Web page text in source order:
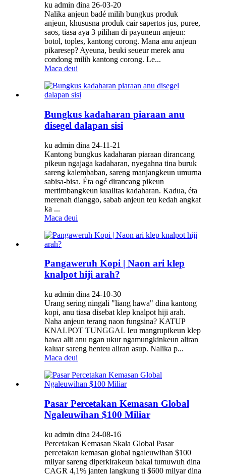
ku admin dina 26-03-20
Nalika anjeun badé milih bungkus produk
anjeun, khususna produk cair sapertos jus, puree,
saos, tiasa aya 3 pilihan di payuneun anjeun:
botol, toples, kantong corong. Mana anu anjeun
pikaresep? Ayeuna, beuki seueur merek anu
condong milih kantong corong. Le...
Maca deui
Bungkus kadaharan piaraan anu
disegel dalapan sisi
ku admin dina 24-11-21
Kantong bungkus kadaharan piaraan dirancang
pikeun ngajaga kadaharan, nyegahna tina buruk
sareng kalembaban, sareng manjangkeun umurna
sabisa-bisa. Éta ogé dirancang pikeun
mertimbangkeun kualitas kadaharan. Kadua, éta
merenah dianggo, sabab anjeun teu kedah angkat
ka ...
Maca deui
Pangaweruh Kopi | Naon ari klep
knalpot hiji arah?
ku admin dina 24-10-30
Urang sering ningali "liang hawa" dina kantong
kopi, anu tiasa disebat klep knalpot hiji arah.
Naha anjeun terang naon fungsina? KATUP
KNALPOT TUNGGAL Ieu mangrupikeun klep
hawa alit anu ngan ukur ngamungkinkeun aliran
kaluar sareng henteu aliran asup. Nalika p...
Maca deui
Pasar Percetakan Kemasan Global
Ngaleuwihan $100 Miliar
ku admin dina 24-08-16
Percetakan Kemasan Skala Global Pasar
percetakan kemasan global ngaleuwihan $100
milyar sareng diperkirakeun bakal tumuwuh dina
CAGR 4,1% janten langkung ti $600 milyar dina